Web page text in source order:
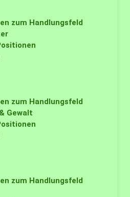
zum Handlungsfeld
zum Handlungsfeld
Gewalt
zum Handlungsfeld